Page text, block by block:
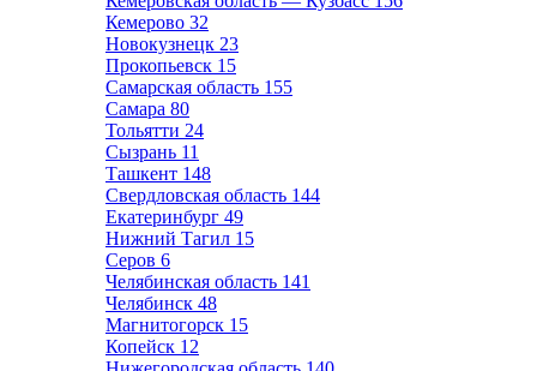
Кемерово 32
Новокузнецк 23
Прокопьевск 15
Самарская область 155
Самара 80
Тольятти 24
Сызрань 11
Ташкент 148
Свердловская область 144
Екатеринбург 49
Нижний Тагил 15
Серов 6
Челябинская область 141
Челябинск 48
Магнитогорск 15
Копейск 12